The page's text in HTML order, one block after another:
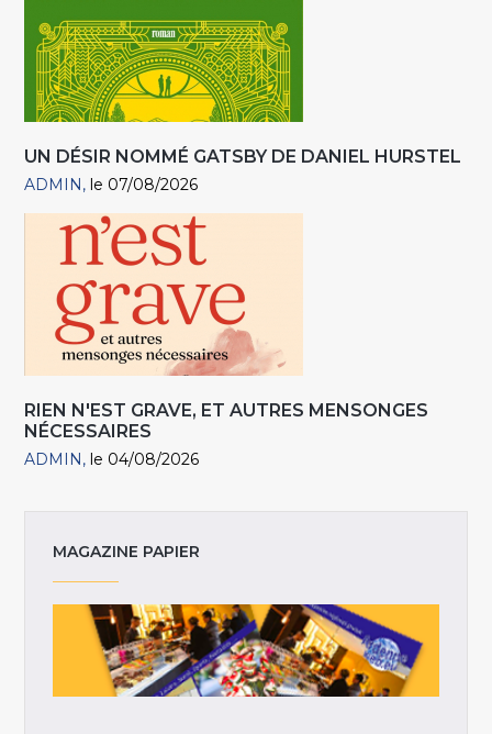
UN DÉSIR NOMMÉ GATSBY DE DANIEL HURSTEL
ADMIN le 07/08/2026
RIEN N'EST GRAVE, ET AUTRES MENSONGES
NÉCESSAIRES
ADMIN le 04/08/2026
MAGAZINE PAPIER